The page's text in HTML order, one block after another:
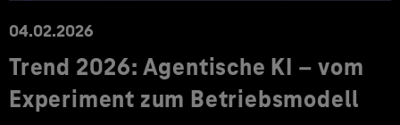
04.02.2026
Trend 2026: Agentische KI – vom
Experiment zum Betriebsmodell